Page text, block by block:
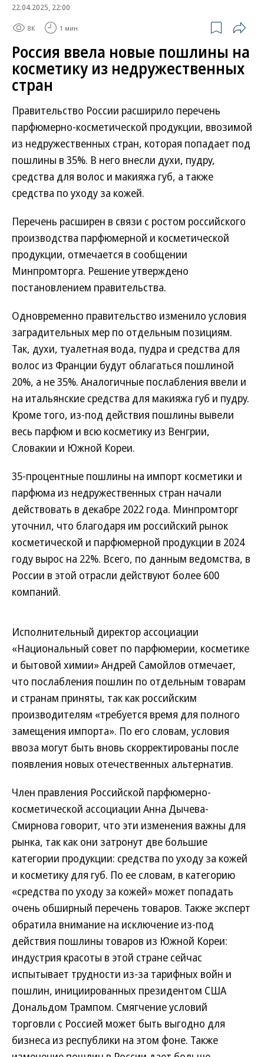
22.04.2025, 22:00
8K 1 мин.
Россия ввела новые пошлины на
косметику из недружественных
стран
Правительство России расширило перечень
парфюмерно-косметической продукции, ввозимой
из недружественных стран, которая попадает под
пошлины в 35%. В него внесли духи, пудру,
средства для волос и макияжа губ, а также
средства по уходу за кожей.
Перечень расширен в связи с ростом российского
производства парфюмерной и косметической
продукции, отмечается в сообщении
Минпромторга. Решение утверждено
постановлением правительства.
Одновременно правительство изменило условия
заградительных мер по отдельным позициям.
Так, духи, туалетная вода, пудра и средства для
волос из Франции будут облагаться пошлиной
20%, а не 35%. Аналогичные послабления ввели и
на итальянские средства для макияжа губ и пудру.
Кроме того, из-под действия пошлины вывели
весь парфюм и всю косметику из Венгрии,
Словакии и Южной Кореи.
35-процентные пошлины на импорт косметики и
парфюма из недружественных стран начали
действовать в декабре 2022 года. Минпромторг
уточнил, что благодаря им российский рынок
косметической и парфюмерной продукции в 2024
году вырос на 22%. Всего, по данным ведомства, в
России в этой отрасли действуют более 600
компаний.
Исполнительный директор ассоциации
«Национальный совет по парфюмерии, косметике
и бытовой химии» Андрей Самойлов отмечает,
что послабления пошлин по отдельным товарам
и странам приняты, так как российским
производителям «требуется время для полного
замещения импорта». По его словам, условия
ввоза могут быть вновь скорректированы после
появления новых отечественных альтернатив.
Член правления Российской парфюмерно-
косметической ассоциации Анна Дычева-
Смирнова говорит, что эти изменения важны для
рынка, так как они затронут две большие
категории продукции: средства по уходу за кожей
и косметику для губ. По ее словам, в категорию
«средства по уходу за кожей» может попадать
очень обширный перечень товаров. Также эксперт
обратила внимание на исключение из-под
действия пошлины товаров из Южной Кореи:
индустрия красоты в этой стране сейчас
испытывает трудности из-за тарифных войн и
пошлин, инициированных президентом США
Дональдом Трампом. Смягчение условий
торговли с Россией может быть выгодно для
бизнеса из республики на этом фоне. Также